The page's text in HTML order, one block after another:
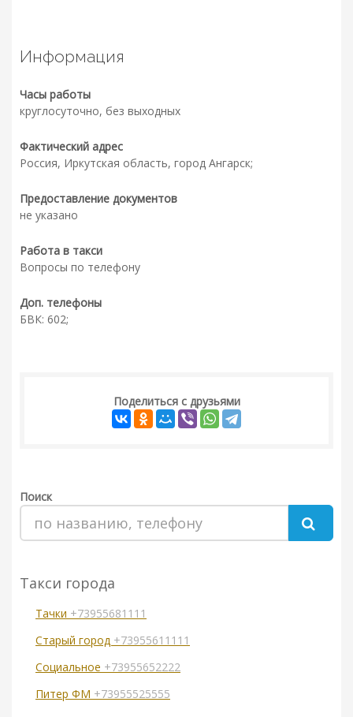
Информация
Часы работы
круглосуточно, без выходных
Фактический адрес
Россия, Иркутская область, город Ангарск;
Предоставление документов
не указано
Работа в такси
Вопросы по телефону
Доп. телефоны
БВК: 602;
Поделиться с друзьями
Поиск
Такси города
Тачки +73955681111
Старый город +73955611111
Социальное +73955652222
Питер ФМ +73955525555